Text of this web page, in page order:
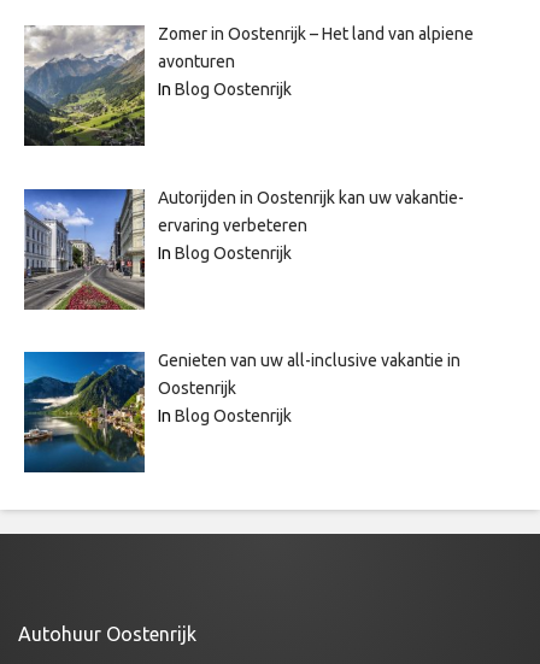
Zomer in Oostenrijk – Het land van alpiene
avonturen
In Blog Oostenrijk
Autorijden in Oostenrijk kan uw vakantie-
ervaring verbeteren
In Blog Oostenrijk
Genieten van uw all-inclusive vakantie in
Oostenrijk
In Blog Oostenrijk
Autohuur Oostenrijk